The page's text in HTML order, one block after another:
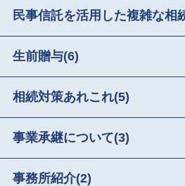
民事信託を活用した複雑な相
生前贈与(6)
相続対策あれこれ(5)
事業承継について(3)
事務所紹介(2)